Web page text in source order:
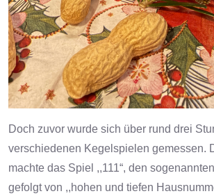
Doch zuvor wurde sich über rund drei
verschiedenen Kegelspielen gemessen.
machte das Spiel ,,111“, den
gefolgt von ,,hohen und tiefen